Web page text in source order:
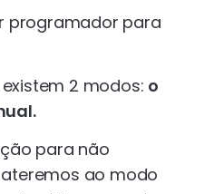
programador para
2 modos: o
para não
ao modo